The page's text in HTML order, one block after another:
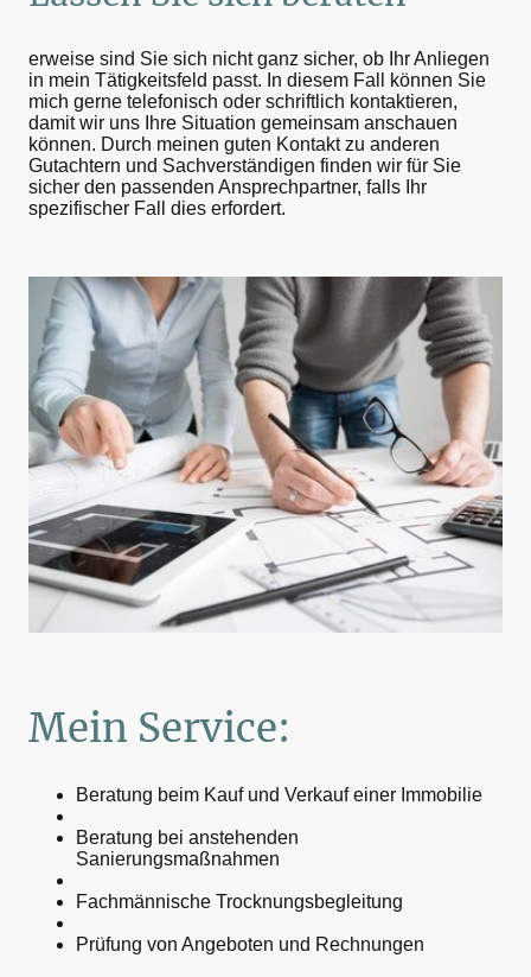
erweise sind Sie sich nicht ganz sicher, ob Ihr Anliegen
in mein Tätigkeitsfeld passt. In diesem Fall können Sie
mich gerne telefonisch oder schriftlich kontaktieren,
damit wir uns Ihre Situation gemeinsam anschauen
können. Durch meinen guten Kontakt zu anderen
Gutachtern und Sachverständigen finden wir für Sie
sicher den passenden Ansprechpartner, falls Ihr
spezifischer Fall dies erfordert.
Mein Service:
Beratung beim Kauf und Verkauf einer Immobilie
Beratung bei anstehenden
Sanierungs­maßnahmen
Fachmännische Trocknungs­begleitung
Prüfung von Angeboten und Rechnungen